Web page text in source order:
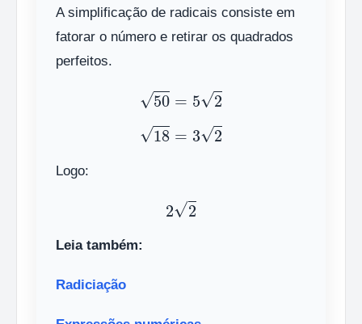
A simplificação de radicais consiste em
fatorar o número e retirar os quadrados
perfeitos.
50 52
18
Logo:
2
Leia também:
Radiciação